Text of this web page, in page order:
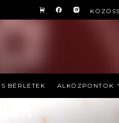
BÉRLETEK ALKÖZPONTOK